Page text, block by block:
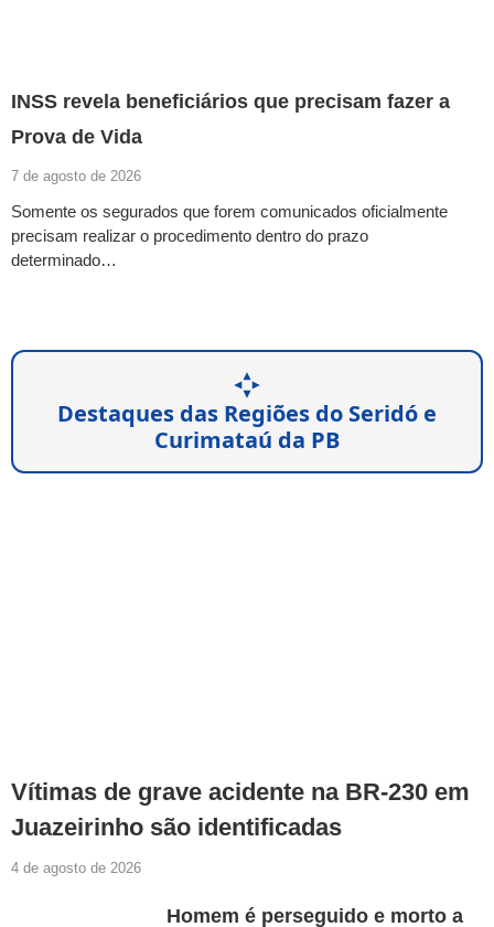
INSS revela beneficiários que precisam fazer a
Prova de Vida
7 de agosto de 2026
Somente os segurados que forem comunicados oficialmente
precisam realizar o procedimento dentro do prazo
determinado…
Destaques das Regiões do Seridó e
Curimataú da PB
Vítimas de grave acidente na BR-230 em
Juazeirinho são identificadas
4 de agosto de 2026
Homem é perseguido e morto a